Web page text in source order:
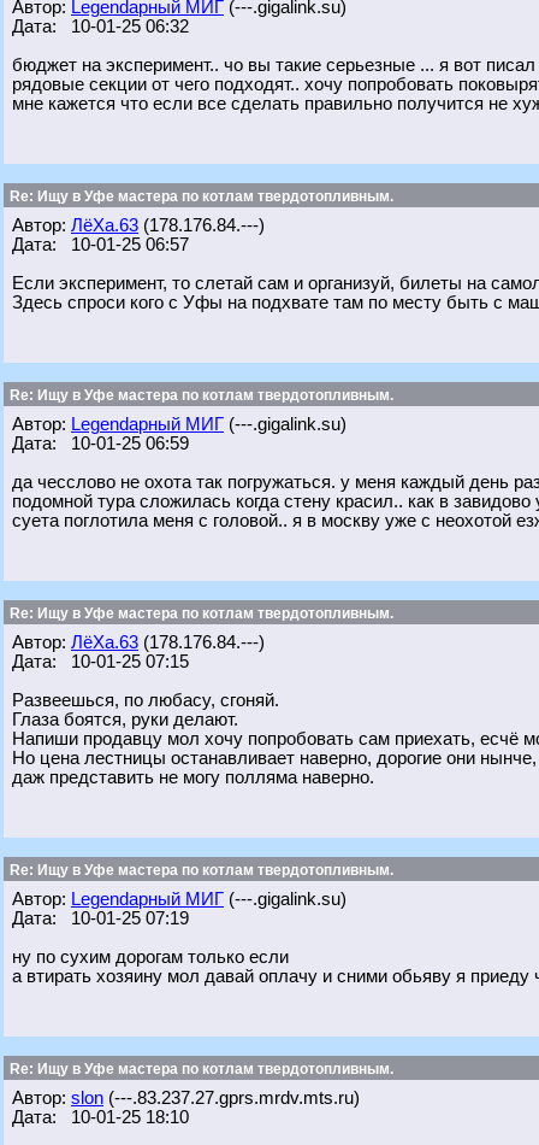
Автор: Legendарный МИГ (---.gigalink.su)
Дата: 10-01-25 06:32
бюджет на эксперимент.. чо вы такие серьезные ... я вот
рядовые секции от чего подходят.. хочу попробовать
мне кажется что если все сделать правильно получится не
Re: Ищу в Уфе мастера по котлам твердотопливным.
Автор: ЛёХа.63 (178.176.84.---)
Дата: 10-01-25 06:57
Если эксперимент, то слетай сам и организуй, билеты на
Здесь спроси кого с Уфы на подхвате там по месту быть с
Re: Ищу в Уфе мастера по котлам твердотопливным.
Автор: Legendарный МИГ (---.gigalink.su)
Дата: 10-01-25 06:59
да чесслово не охота так погружаться. у меня каждый день
подомной тура сложилась когда стену красил.. как в
суета поглотила меня с головой.. я в москву уже с неохотой
Re: Ищу в Уфе мастера по котлам твердотопливным.
Автор: ЛёХа.63 (178.176.84.---)
Дата: 10-01-25 07:15
Развеешься, по любасу, сгоняй.
Глаза боятся, руки делают.
Напиши продавцу мол хочу попробовать сам приехать, есчё
Но цена лестницы останавливает наверно, дорогие они
даж представить не могу полляма наверно.
Re: Ищу в Уфе мастера по котлам твердотопливным.
Автор: Legendарный МИГ (---.gigalink.su)
Дата: 10-01-25 07:19
ну по сухим дорогам только если
а втирать хозяину мол давай оплачу и сними обьяву я
Re: Ищу в Уфе мастера по котлам твердотопливным.
Автор: slon (---.83.237.27.gprs.mrdv.mts.ru)
Дата: 10-01-25 18:10